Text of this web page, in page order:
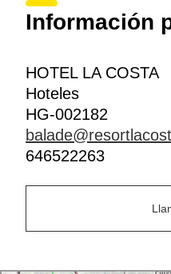
Información
HOTEL LA COSTA
Hoteles
HG-002182
646522263